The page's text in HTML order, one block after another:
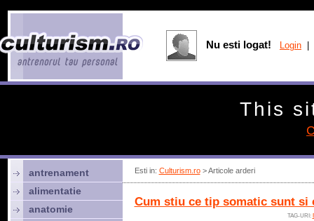
Esti in: Culturism.ro> Articole arderi
Cum stiu ce tip somatic sunt si
TAG-URI:
antrenament
alimentatie
anatomie
Nu esti logat! Login
This